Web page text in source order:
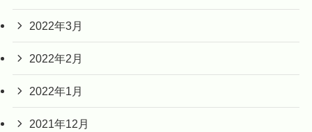
2022年3月
2022年2月
2022年1月
2021年12月